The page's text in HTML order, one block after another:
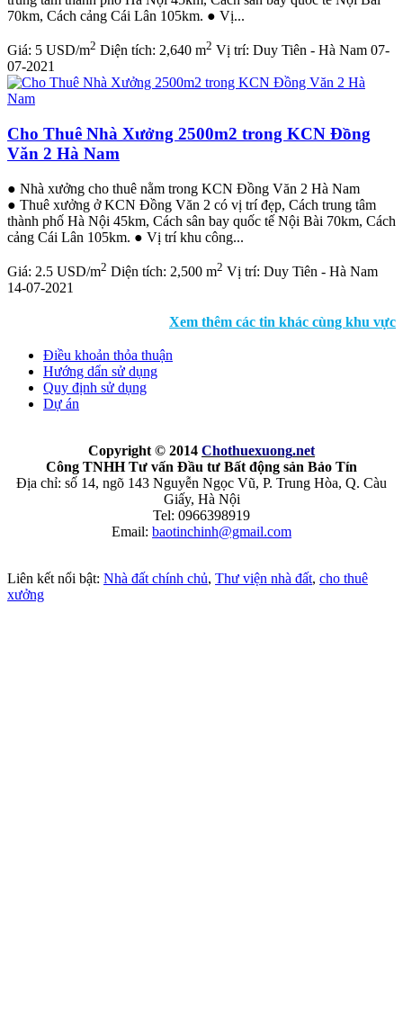
70km, Cách cảng Cái Lân 105km. ● Vị...
Giá: 5 USD/m2 Diện tích: 2,640 m2 Vị trí: Duy Tiên - Hà Nam 07-
07-2021
Cho Thuê Nhà Xưởng 2500m2 trong KCN Đồng
Văn 2 Hà Nam
● Nhà xưởng cho thuê nằm trong KCN Đồng Văn 2 Hà Nam
● Thuê xưởng ở KCN Đồng Văn 2 có vị trí đẹp, Cách trung tâm
thành phố Hà Nội 45km, Cách sân bay quốc tế Nội Bài 70km, Cách
cảng Cái Lân 105km. ● Vị trí khu công...
Giá: 2.5 USD/m2 Diện tích: 2,500 m2 Vị trí: Duy Tiên - Hà Nam
14-07-2021
Xem thêm các tin khác cùng khu vực
Điều khoản thỏa thuận
Hướng dẩn sử dụng
Quy định sử dụng
Dự án
Copyright © 2014 Chothuexuong.net
Công TNHH Tư vấn Đầu tư Bất động sản Bảo Tín
Địa chỉ: số 14, ngõ 143 Nguyễn Ngọc Vũ, P. Trung Hòa, Q. Càu
Giấy, Hà Nội
Tel: 0966398919
Email: baotinchinh@gmail.com
Liên kết nổi bật: Nhà đất chính chủ, Thư viện nhà đất, cho thuê
xưởng